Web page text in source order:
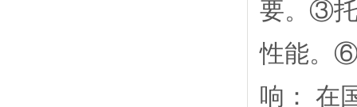
要。 ③托
性能。 ⑥
响： 在